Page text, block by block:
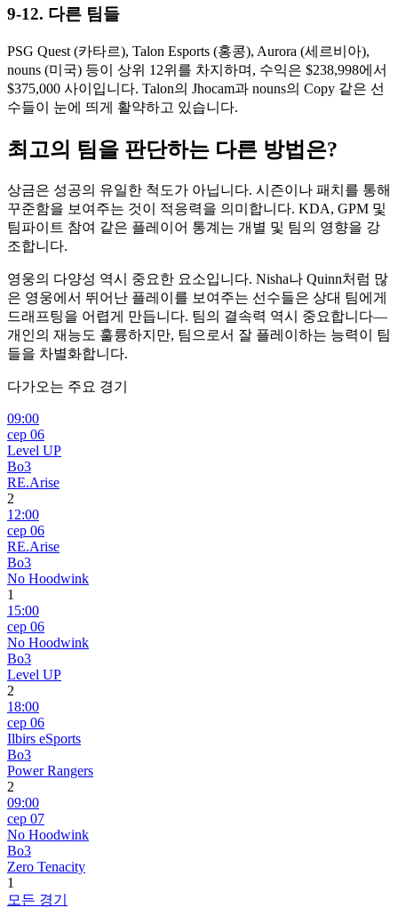
9-12. 다른 팀들
PSG Quest (카타르), Talon Esports (홍콩), Aurora (세르비아),
nouns (미국) 등이 상위 12위를 차지하며, 수익은 $238,998에서
$375,000 사이입니다. Talon의 Jhocam과 nouns의 Copy 같은 선
수들이 눈에 띄게 활약하고 있습니다.
최고의 팀을 판단하는 다른 방법은?
상금은 성공의 유일한 척도가 아닙니다. 시즌이나 패치를 통해
꾸준함을 보여주는 것이 적응력을 의미합니다. KDA, GPM 및
팀파이트 참여 같은 플레이어 통계는 개별 및 팀의 영향을 강
조합니다.
영웅의 다양성 역시 중요한 요소입니다. Nisha나 Quinn처럼 많
은 영웅에서 뛰어난 플레이를 보여주는 선수들은 상대 팀에게
드래프팅을 어렵게 만듭니다. 팀의 결속력 역시 중요합니다—
개인의 재능도 훌륭하지만, 팀으로서 잘 플레이하는 능력이 팀
들을 차별화합니다.
다가오는 주요 경기
09:00
сер 06
Level UP
Bo3
RE.Arise
2
12:00
сер 06
RE.Arise
Bo3
No Hoodwink
1
15:00
сер 06
No Hoodwink
Bo3
Level UP
2
18:00
сер 06
Ilbirs eSports
Bo3
Power Rangers
2
09:00
сер 07
No Hoodwink
Bo3
Zero Tenacity
1
모든 경기